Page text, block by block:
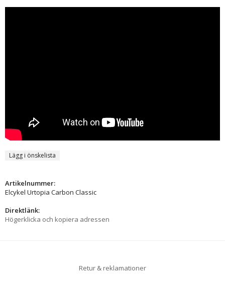
Lägg i önskelista
Artikelnummer:
Elcykel Urtopia Carbon Classic
Direktlänk:
Högerklicka och kopiera adressen
Retur & reklamationer